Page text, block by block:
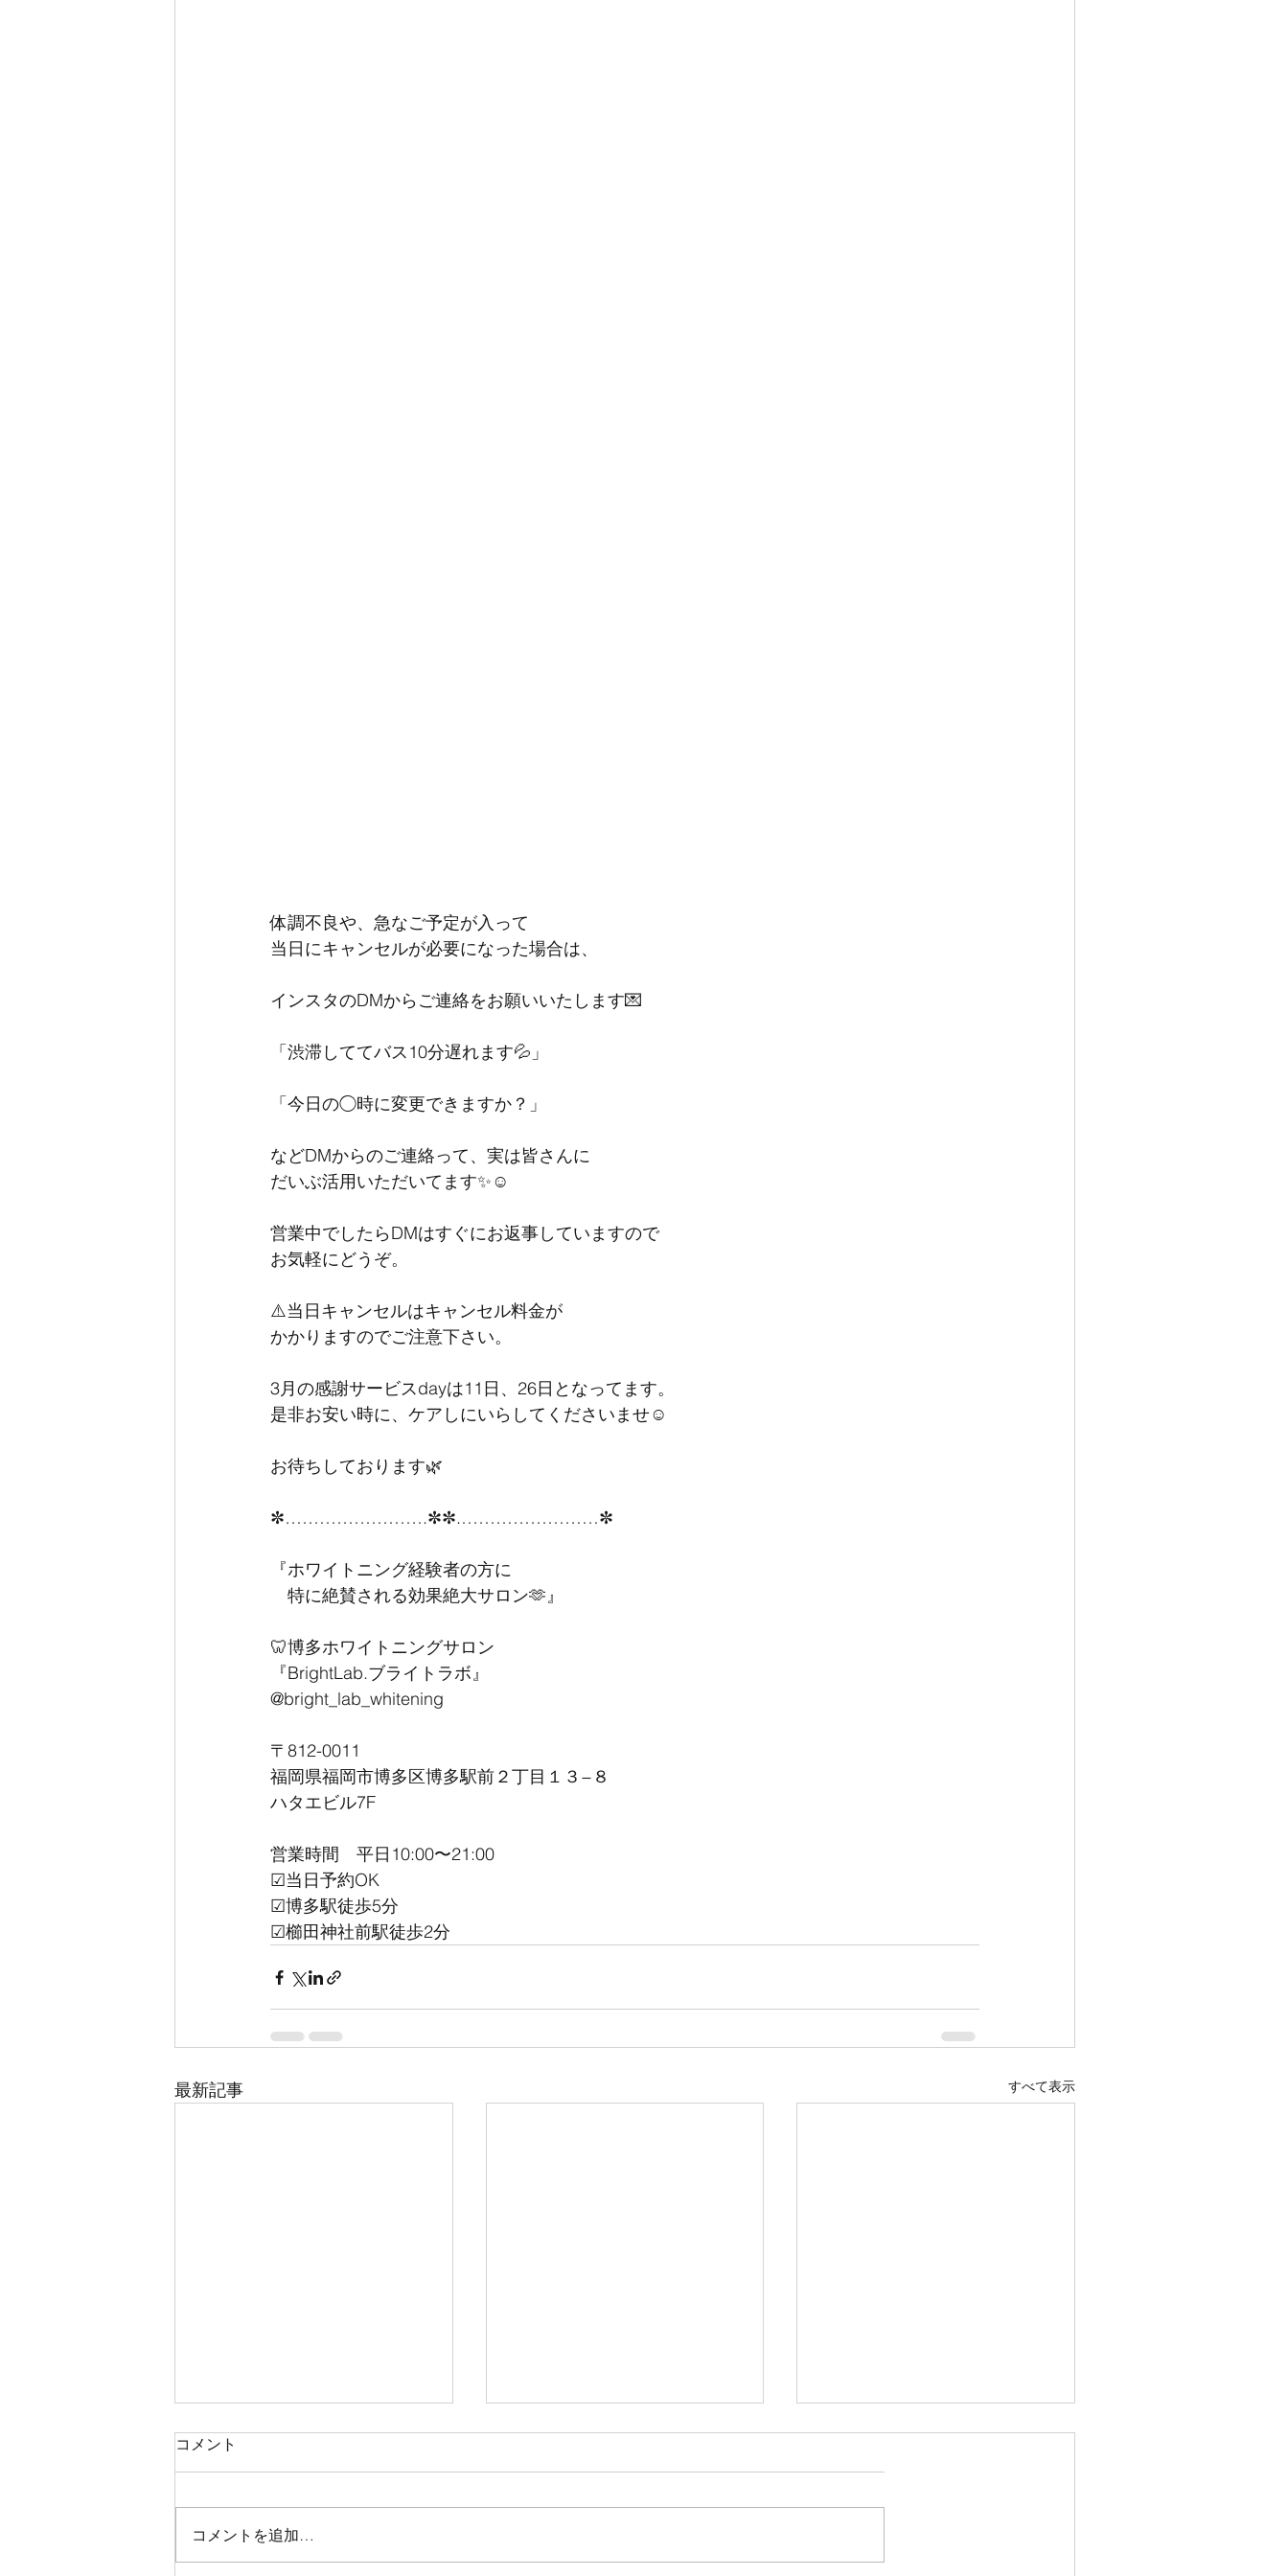
体調不良や、急なご予定が入って
当日にキャンセルが必要になった場合は、
インスタのDMからご連絡をお願いいたします💌
「渋滞しててバス10分遅れます💦」
「今日の◯時に変更できますか？」
などDMからのご連絡って、実は皆さんに
だいぶ活用いただいてます✨☺️
営業中でしたらDMはすぐにお返事していますので
お気軽にどうぞ。
⚠️当日キャンセルはキャンセル料金が
かかりますのでご注意下さい。
3月の感謝サービスdayは11日、26日となってます。
是非お安い時に、ケアしにいらしてくださいませ☺️
お待ちしております🌿
✼…………………….✼✼.……………………✼
『ホワイトニング経験者の方に
特に絶賛される効果絶大サロン🫶』
🦷博多ホワイトニングサロン
『BrightLab.ブライトラボ』
@bright_lab_whitening
〒812-0011
福岡県福岡市博多区博多駅前２丁目１３−８
ハタエビル7F
営業時間　平日10:00〜21:00
☑︎当日予約OK
☑︎博多駅徒歩5分
☑︎櫛田神社前駅徒歩2分
最新記事 すべて表示
コメント
コメントを追加…